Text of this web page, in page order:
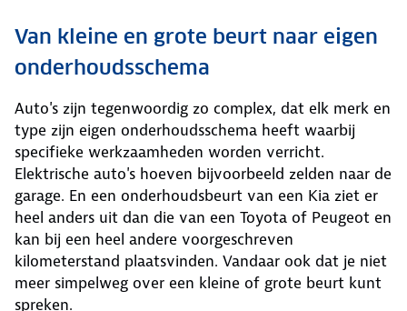
Van kleine en grote beurt naar eigen
onderhoudsschema
Auto's zijn tegenwoordig zo complex, dat elk merk en
type zijn eigen onderhoudsschema heeft waarbij
specifieke werkzaamheden worden verricht.
Elektrische auto's hoeven bijvoorbeeld zelden naar de
garage. En een onderhoudsbeurt van een Kia ziet er
heel anders uit dan die van een Toyota of Peugeot en
kan bij een heel andere voorgeschreven
kilometerstand plaatsvinden. Vandaar ook dat je niet
meer simpelweg over een kleine of grote beurt kunt
spreken.